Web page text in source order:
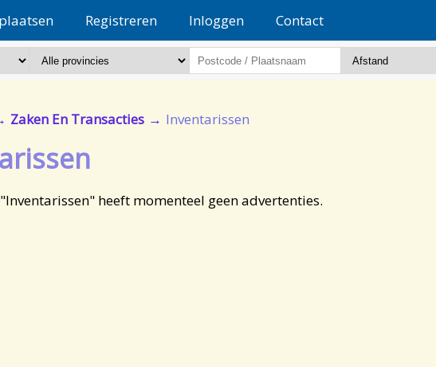
Registreren Inloggen Contact
Zaken En Transacties Inventarissen
heeft momenteel geen advertenties.